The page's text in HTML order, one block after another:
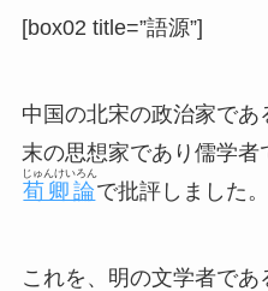
[box02 title=”語源”]
中国の北宋の政治家であ
末の思想家であり儒学者
荀卿論
じゅんけいろん
で批評しました。
これを、明の文学者であ